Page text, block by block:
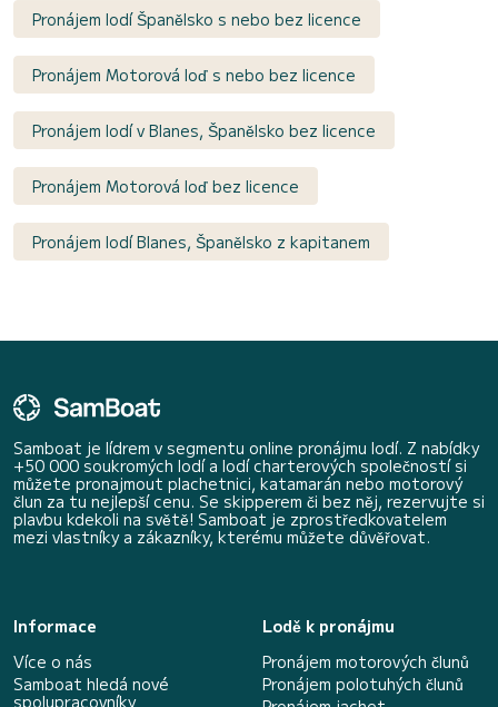
Pronájem lodí Španělsko s nebo bez licence
Pronájem Motorová loď s nebo bez licence
Pronájem lodí v Blanes, Španělsko bez licence
Pronájem Motorová loď bez licence
Pronájem lodí Blanes, Španělsko z kapitanem
Samboat je lídrem v segmentu online pronájmu lodí. Z nabídky
+50 000 soukromých lodí a lodí charterových společností si
můžete pronajmout plachetnici, katamarán nebo motorový
člun za tu nejlepší cenu. Se skipperem či bez něj, rezervujte si
plavbu kdekoli na světě! Samboat je zprostředkovatelem
mezi vlastníky a zákazníky, kterému můžete důvěřovat.
Informace
Více o nás
Samboat hledá nové
spolupracovníky
Lodě k pronájmu
Pronájem motorových člunů
Pronájem polotuhých člunů